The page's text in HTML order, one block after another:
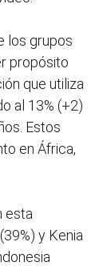
los grupos
propósito
que utiliza
al 13% (+2)
Estos
en África,
esta
y Kenia